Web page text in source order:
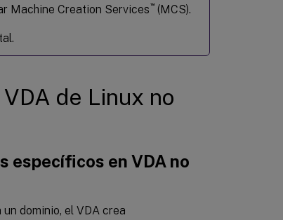
Machine Creation Services ™ (MCS).
de Linux no
específicos en VDA no
dominio, el VDA crea